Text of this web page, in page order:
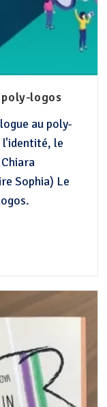
logos
au poly-
l'identité, le
Sophia) Le